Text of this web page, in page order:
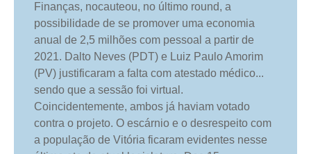
Finanças, nocauteou, no último round, a
possibilidade de se promover uma economia
anual de 2,5 milhões com pessoal a partir de
2021. Dalto Neves (PDT) e Luiz Paulo Amorim
(PV) justificaram a falta com atestado médico...
sendo que a sessão foi virtual.
Coincidentemente, ambos já haviam votado
contra o projeto. O escárnio e o desrespeito com
a população de Vitória ficaram evidentes nesse